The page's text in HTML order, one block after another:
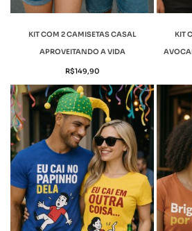
KIT COM 2 CAMISETAS CASAL
APROVEITANDO A VIDA
R$149,90
KIT